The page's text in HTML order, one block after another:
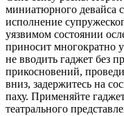
миниатюрного девайса
исполнение
уязвимом состоянии
приносит многократно
не вводить гаджет без
прикосновений,
вниз, задержитесь на
паху. Применяйте
театрального